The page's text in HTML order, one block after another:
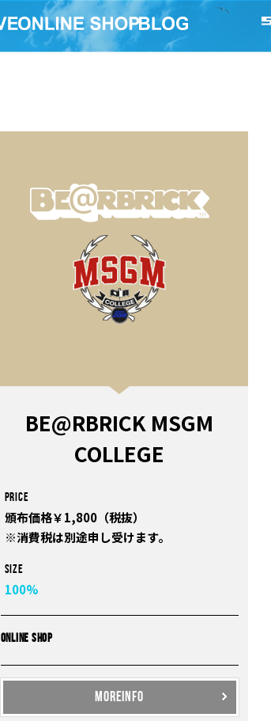
BE@RBRICK MSGM
COLLEGE
PRICE
頒布価格￥1,800（税抜）
※消費税は別途申し受けます。
Size
100%
ONLINE SHOP
MOREINFO